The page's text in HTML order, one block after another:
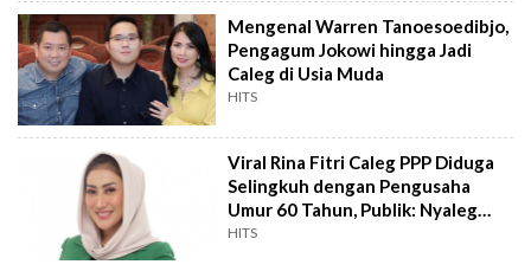
Mengenal Warren Tanoesoedibjo,
Pengagum Jokowi hingga Jadi
Caleg di Usia Muda
HITS
Viral Rina Fitri Caleg PPP Diduga
Selingkuh dengan Pengusaha
Umur 60 Tahun, Publik: Nyaleg
Butuh Dana
HITS